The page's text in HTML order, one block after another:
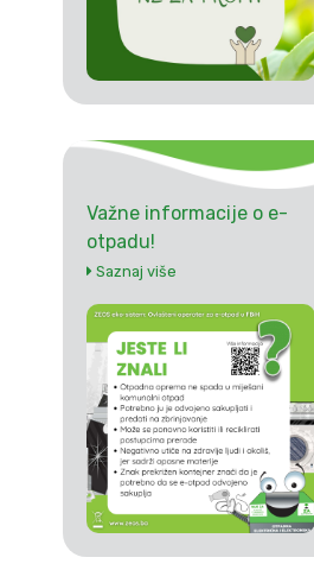
Važne informacije o e-
otpadu!
Saznaj više